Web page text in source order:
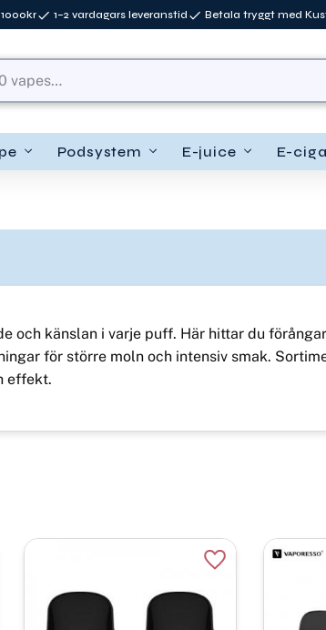
1–2 vardagars leveranstid Betala tryggt med
Podsystem E-juice E-
och känslan i varje puff. Här hittar du
för större moln och intensiv smak.
effekt.
till i favoriter Lägg till i